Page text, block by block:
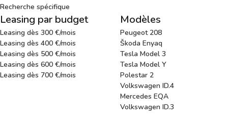
Recherche spécifique
Leasing par budget
Leasing dès 300 €/mois
Leasing dès 400 €/mois
Leasing dès 500 €/mois
Leasing dès 600 €/mois
Leasing dès 700 €/mois
Modèles
Peugeot 208
Škoda Enyaq
Tesla Model 3
Tesla Model Y
Polestar 2
Volkswagen ID.4
Mercedes EQA
Volkswagen ID.3